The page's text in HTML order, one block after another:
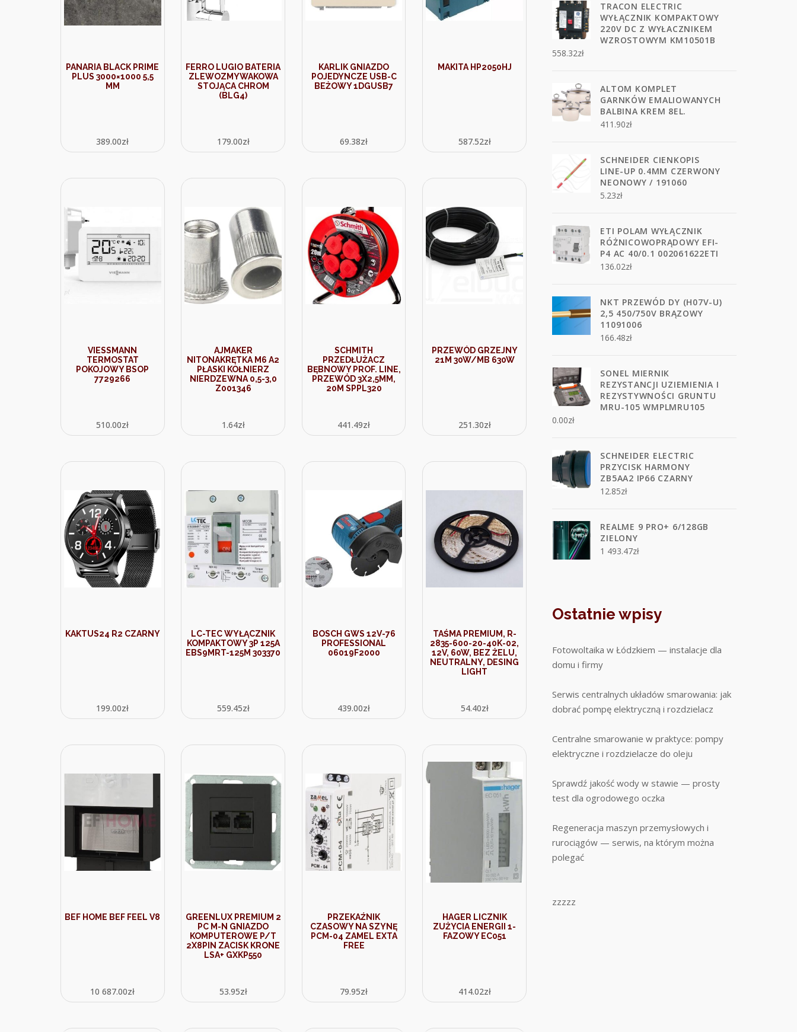
PANARIA BLACK PRIME
PLUS 3000×1000 5,5
MM
389.00zł
FERRO LUGIO BATERIA
ZLEWOZMYWAKOWA
STOJĄCA CHROM
(BLG4)
179.00zł
KARLIK GNIAZDO
POJEDYNCZE USB-C
BEŻOWY 1DGUSB7
69.38zł
MAKITA HP2050HJ
587.52zł
VIESSMANN
TERMOSTAT
POKOJOWY BSOP
7729266
510.00zł
AJMAKER
NITONAKRĘTKA M6 A2
PŁASKI KOŁNIERZ
NIERDZEWNA 0,5-3,0
Z001346
1.64zł
SCHMITH
PRZEDŁUŻACZ
BĘBNOWY PROF. LINE,
PRZEWÓD 3X2,5MM,
20M SPPL320
441.49zł
PRZEWÓD GRZEJNY
21M 30W/MB 630W
251.30zł
KAKTUS24 R2 CZARNY
199.00zł
LC-TEC WYŁĄCZNIK
KOMPAKTOWY 3P 125A
EBS9MRT-125M 303370
559.45zł
BOSCH GWS 12V-76
PROFESSIONAL
06019F2000
439.00zł
TAŚMA PREMIUM, R-
2835-600-20-40K-02,
12V, 60W, BEZ ŻELU,
NEUTRALNY, DESING
LIGHT
54.40zł
BEF HOME BEF FEEL V8
10 687.00zł
GREENLUX PREMIUM 2
PC M-N GNIAZDO
KOMPUTEROWE P/T
2X8PIN ZACISK KRONE
LSA+ GXKP550
53.95zł
PRZEKAŹNIK
CZASOWY NA SZYNĘ
PCM-04 ZAMEL EXTA
FREE
79.95zł
HAGER LICZNIK
ZUŻYCIA ENERGII 1-
FAZOWY EC051
414.02zł
TRACON ELECTRIC
WYŁĄCZNIK KOMPAKTOWY
220V DC Z WYŁACZNIKEM
WZROSTOWYM KM10501B
558.32zł
ALTOM KOMPLET
GARNKÓW EMALIOWANYCH
BALBINA KREM 8EL.
411.90zł
SCHNEIDER CIENKOPIS
LINE-UP 0.4MM CZERWONY
NEONOWY / 191060
5.23zł
ETI POLAM WYŁĄCZNIK
RÓŻNICOWOPRĄDOWY EFI-
P4 AC 40/0.1 002061622ETI
136.02zł
NKT PRZEWÓD DY (H07V-U)
2,5 450/750V BRĄZOWY
11091006
166.48zł
SONEL MIERNIK
REZYSTANCJI UZIEMIENIA I
REZYSTYWNOŚCI GRUNTU
MRU-105 WMPLMRU105
0.00zł
SCHNEIDER ELECTRIC
PRZYCISK HARMONY
ZB5AA2 IP66 CZARNY
12.85zł
REALME 9 PRO+ 6/128GB
ZIELONY
1 493.47zł
Ostatnie wpisy
Fotowoltaika w Łódzkiem — instalacje dla
domu i firmy
Serwis centralnych układów smarowania: jak
dobrać pompę elektryczną i rozdzielacz
Centralne smarowanie w praktyce: pompy
elektryczne i rozdzielacze do oleju
Sprawdź jakość wody w stawie — prosty
test dla ogrodowego oczka
Regeneracja maszyn przemysłowych i
rurociągów — serwis, na którym można
polegać
zzzzz